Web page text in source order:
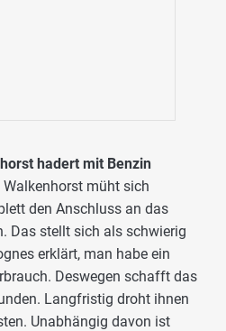
hadert mit Benzin
müht sich
den Anschluss an das
Das stellt sich als schwierig
erklärt, man habe ein
Deswegen schafft das
Langfristig droht ihnen
Unabhängig davon ist